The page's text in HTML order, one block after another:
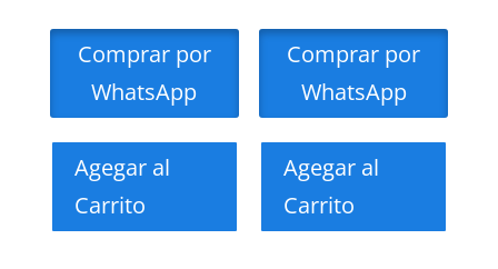
Comprar por
WhatsApp
Agegar al
Carrito
Comprar por
WhatsApp
Agegar al
Carrito